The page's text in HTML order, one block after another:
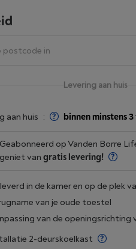
Levering aan huis
aan huis : binnen minstens
Geabonneerd op Vanden Borre
geniet van gratis levering!
in de kamer en op de plek
van je oude toestel
van de openingsrichting
2-deurskoelkast